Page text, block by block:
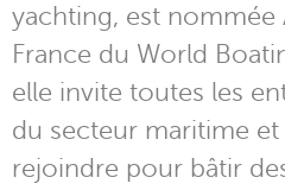
yachting, est nommée
France du World
elle invite toutes les
du secteur maritime et
rejoindre pour bâtir